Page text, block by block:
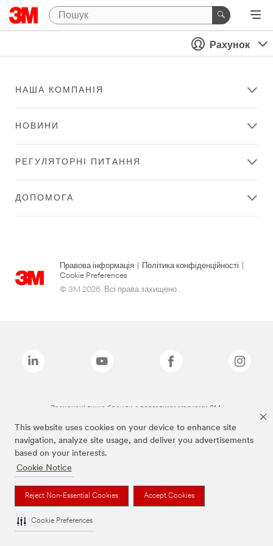
This website uses cookies on your device to enhance site
navigation, analyze site usage, and deliver you advertisements
based on your interests.
Cookie Notice
Reject Non-Essential Cookies Accept Cookies
Cookie Preferences
Рахунок
НАША КОМПАНІЯ
НОВИНИ
РЕГУЛЯТОРНІ ПИТАННЯ
ДОПОМОГА
Правова інформація Політика конфіденційності
Cookie Preferences
© 3M 2026. Всі права захищено..
Зазначені вище бренди є торговими марками 3M.